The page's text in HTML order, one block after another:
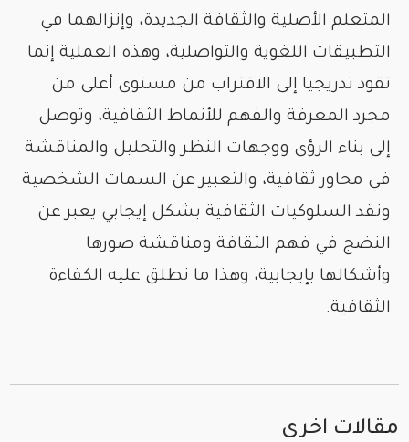
المتعلم الأصلية والثقافة الجديدة، وإنزالهما في
التطبيقات اللغوية والتواصلية، وهذه العملية إنما
تقود تدريجيا إلى الاقتراب من مستوى أعلى من
مجرد المعرفة والفهم للأنماط الثقافية، وتوصل
إلى بناء الرؤى ووجهات النظر والتحليل والمناقشة
في محاور ثقافية، والتعبير عن السمات الشخصية
ونقد السلوكيات الثقافية بشكل إيجابي يعبر عن
النضج في فهم الثقافة ومناقشة صورها
وأشكالها بإيجابية، وهذا ما نطلق عليه الكفاءة
الثقافية.
مقالات اخرى